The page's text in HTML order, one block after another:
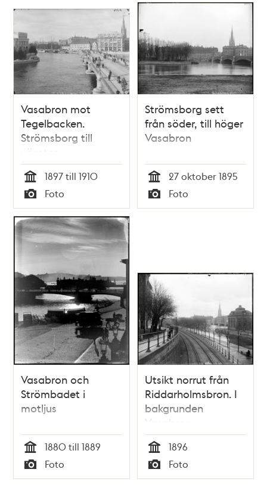
Vasabron mot
Tegelbacken.
Strömsborg till
vänster
Tid
1897 till 1910
Typ
Foto
Strömsborg sett
från söder, till höger
Vasabron
Tid
27 oktober 1895
Typ
Foto
Vasabron och
Strömbadet i
motljus
Tid
1880 till 1889
Typ
Foto
Utsikt norrut från
Riddarholmsbron. I
bakgrunden
Vasabron
Tid
1896
Typ
Foto